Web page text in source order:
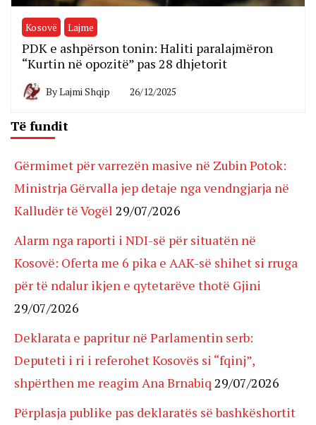
Kosovë Lajme
PDK e ashpërson tonin: Haliti paralajmëron
“Kurtin në opozitë” pas 28 dhjetorit
ByLajmi Shqip 26/12/2025
Të fundit
Gërmimet për varrezën masive në Zubin Potok:
Ministrja Gërvalla jep detaje nga vendngjarja në
Kalludër të Vogël 29/07/2026
Alarm nga raporti i NDI-së për situatën në
Kosovë: Oferta me 6 pika e AAK-së shihet si rruga
për të ndalur ikjen e qytetarëve thotë Gjini
29/07/2026
Deklarata e papritur në Parlamentin serb:
Deputeti i ri i referohet Kosovës si “fqinj”,
shpërthen me reagim Ana Brnabiq 29/07/2026
Përplasja publike pas deklaratës së bashkëshortit